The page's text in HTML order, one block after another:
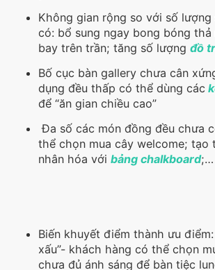
Không gian rộng so với số lượng
có: bổ sung ngay bong bóng thả
bay trên trần; tăng số lượng đồ
Bố cục bàn gallery chưa cân
dụng đều thấp có thể dùng các
để “ăn gian chiều cao”
Đa số các món đồng đều chưa
thể chọn mua cây welcome; tạo
nhân hóa với bảng chalkboard;…
Biến khuyết điểm thành ưu
xấu”- khách hàng có thể chọn
chưa đủ ánh sáng để bàn tiệc